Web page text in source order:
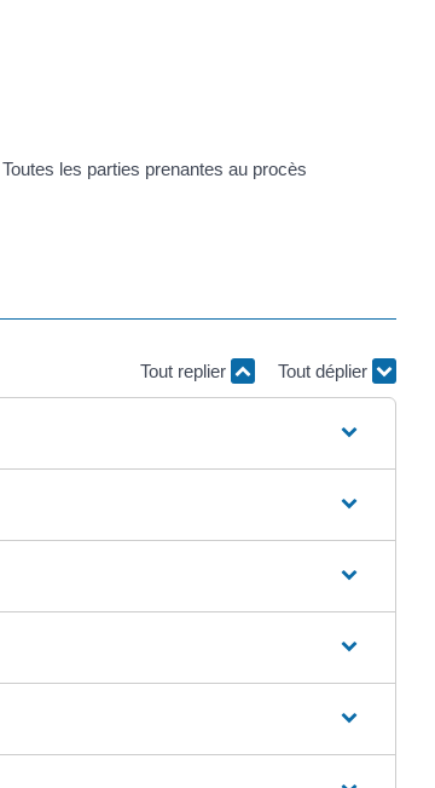
les parties prenantes au procès
Tout replier Tout déplier